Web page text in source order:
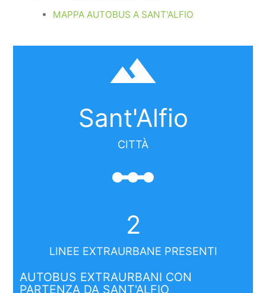
MAPPA AUTOBUS A SANT'ALFIO
filter_hdr
Sant'Alfio
CITTÀ
linear_scale
2
LINEE EXTRAURBANE PRESENTI
AUTOBUS EXTRAURBANI CON
PARTENZA DA SANT'ALFIO